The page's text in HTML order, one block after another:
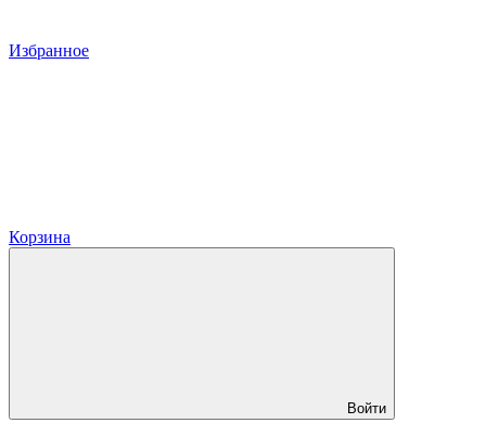
Избранное
Корзина
Войти